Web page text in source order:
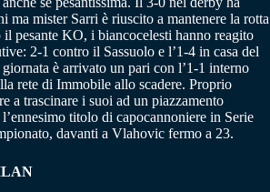
ma mister Sarri è riuscito a mantenere la rotta
il pesante KO, i biancocelesti hanno reagito
2-1 contro il Sassuolo e l’1-4 in casa del
è arrivato un pari con l’1-1 interno
rete di Immobile allo scadere. Proprio
a trascinare i suoi ad un piazzamento
titolo di capocannoniere in Serie
davanti a Vlahovic fermo a 23.